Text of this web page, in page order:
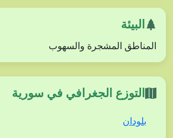
البيئة
المناطق المشجرة والسهوب
التوزع الجغرافي في سورية
بلودان